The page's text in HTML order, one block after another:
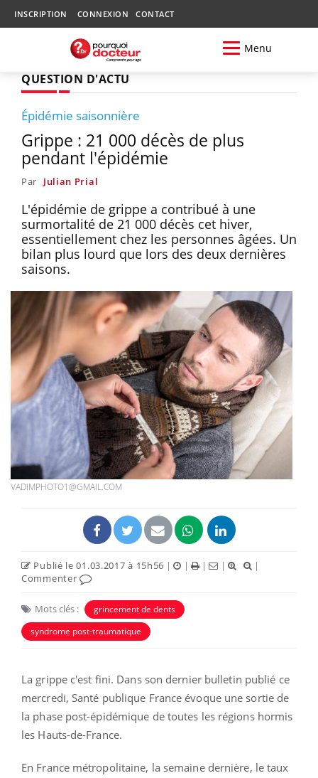
INSCRIPTION CONNEXION CONTACT
Menu
QUESTION D'ACTU
Épidémie saisonnière
Grippe : 21 000 décès de plus
pendant l'épidémie
Par Julian Prial
L'épidémie de grippe a contribué à une
surmortalité de 21 000 décès cet hiver,
essentiellement chez les personnes âgées. Un
bilan plus lourd que lors des deux dernières
saisons.
VADIMPHOTO1@GMAIL.COM
Publié le 01.03.2017 à 15h56 | | | |
|
Commenter
Mots clés :
grincement de dents
syndrome post-traumatique
La grippe c'est fini. Dans son dernier bulletin publié ce
mercredi, Santé publique France évoque une sortie de
la phase post-épidémique de toutes les régions hormis
les Hauts-de-France.
En France métropolitaine, la semaine dernière, le taux